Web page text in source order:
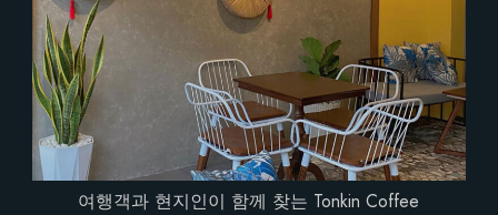
여행객과 현지인이 함께 찾는 Tonkin Coffee